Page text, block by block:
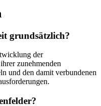
grundsätzlich?
der
zunehmenden
und den damit verbundenen